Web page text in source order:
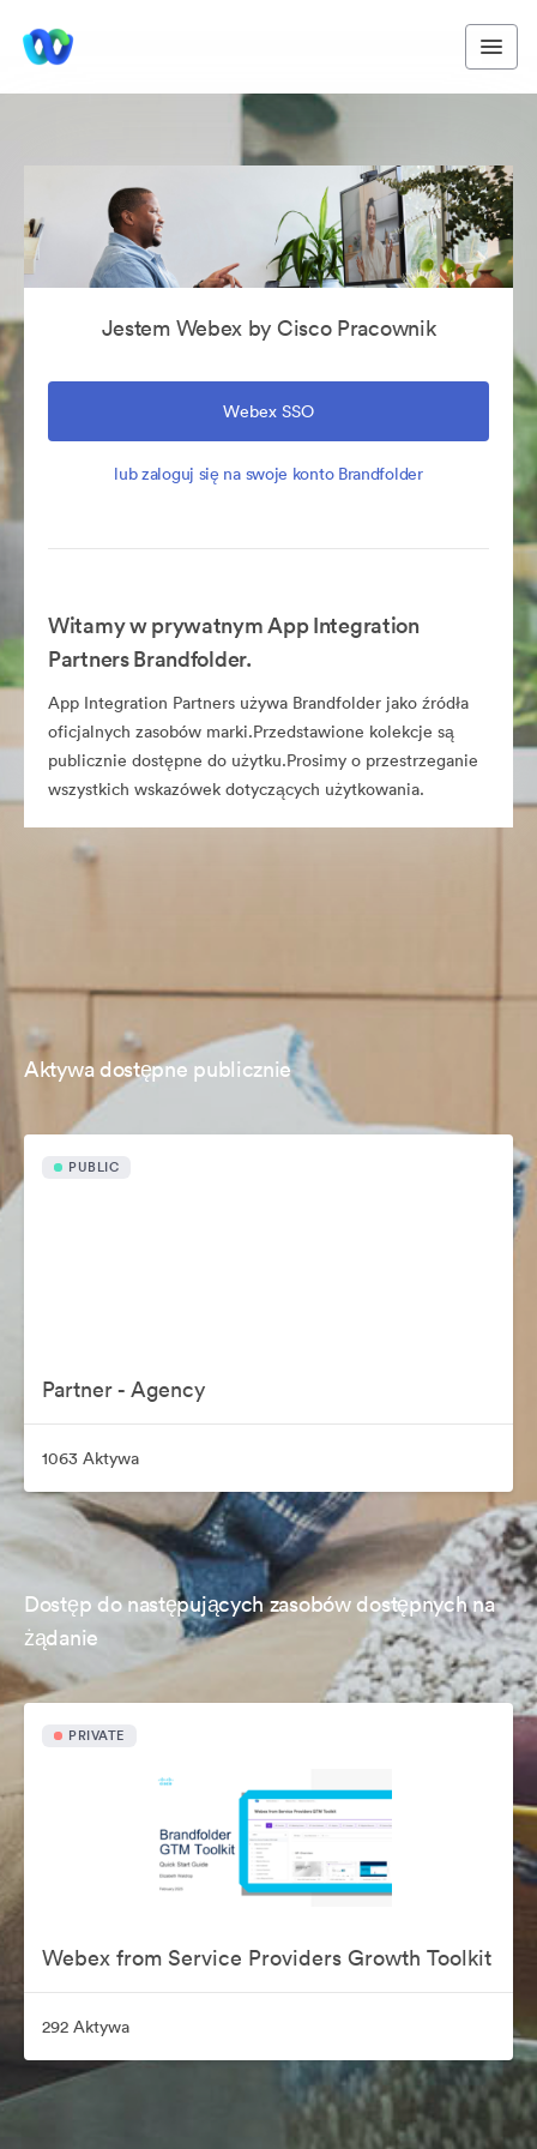
Jestem Webex by Cisco Pracownik
Webex SSO
lub zaloguj się na swoje konto Brandfolder
Witamy w prywatnym App Integration
Partners Brandfolder.
App Integration Partners używa Brandfolder jako źródła
oficjalnych zasobów marki.Przedstawione kolekcje są
publicznie dostępne do użytku.Prosimy o przestrzeganie
wszystkich wskazówek dotyczących użytkowania.
Aktywa dostępne publicznie
PUBLIC
Partner - Agency
1063 Aktywa
Dostęp do następujących zasobów dostępnych na
żądanie
PRIVATE
Webex from Service Providers Growth Toolkit
292 Aktywa